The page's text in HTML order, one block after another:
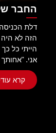
החבר
דלת
הזה לא
הייתי כל
אני.
קרא עוד